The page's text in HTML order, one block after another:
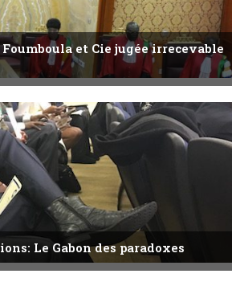
et Cie jugée irrecevable
Le Gabon des paradoxes